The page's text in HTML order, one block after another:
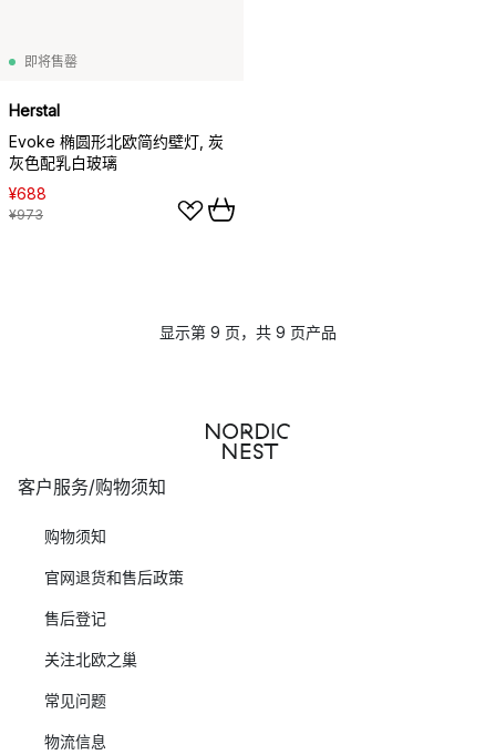
即将售罄
Herstal
Evoke 椭圆形北欧简约壁灯, 炭
灰色配乳白玻璃
¥688
¥973
显示第 9 页，共 9 页产品
客户服务/购物须知
购物须知
官网退货和售后政策
售后登记
关注北欧之巢
常见问题
物流信息